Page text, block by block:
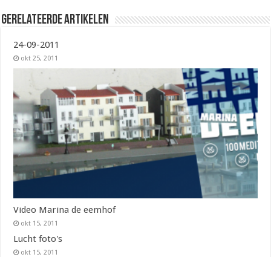
Gerelateerde Artikelen
24-09-2011
okt 25, 2011
Video Marina de eemhof
okt 15, 2011
Lucht foto's
okt 15, 2011